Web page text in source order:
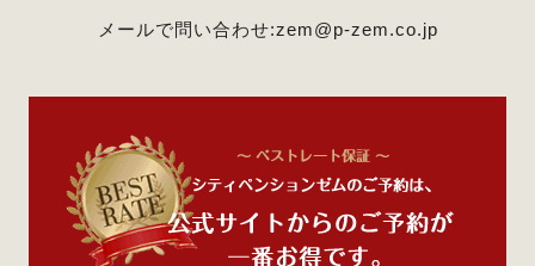
メールで問い合わせ:zem@p-zem.co.jp